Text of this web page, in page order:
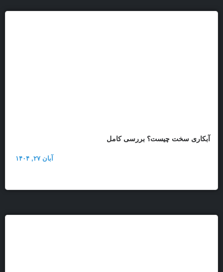
آبکاری سخت چیست؟ بررسی کامل
آبان ۲۷, ۱۴۰۴